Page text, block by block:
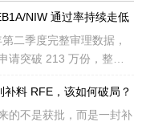
NIW 通过率持续走低
二季度完整审理数据，
请突破 213 万份，整体
料 RFE，该如何破局？
的不是获批，而是一封补